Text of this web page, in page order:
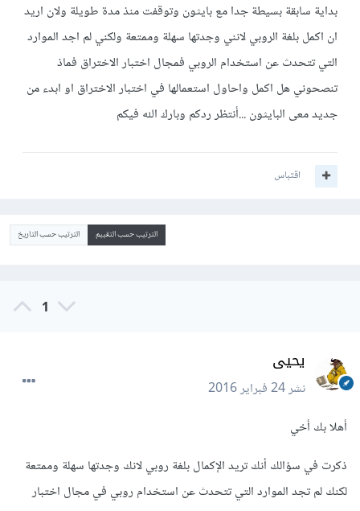
بداية سابقة بسيطة جدا مع بايثون وتوقفت منذ مدة طويلة ولان اريد
ان اكمل بلغة الروبي لانني وجدتها سهلة وممتعة ولكني لم اجد الموارد
التي تتحدث عن استخدام الروبي فمجال اختبار الاختراق فماذ
تنصحوني هل اكمل واحاول استعمالها في اختبار الاختراق او ابدء من
جديد معى البايثون ...أنتظر ردكم وبارك الله فيكم
اقتباس
الترتيب حسب التقييم الترتيب حسب التاريخ
1
يحيى
نشر24 فبراير 2016
أهلا بك أخي
ذكرت في سؤالك أنك تريد الإكمال بلغة روبي لانك وجدتها سهلة وممتعة
لكنك لم تجد الموارد التي تتحدث عن استخدام روبي في مجال اختبار